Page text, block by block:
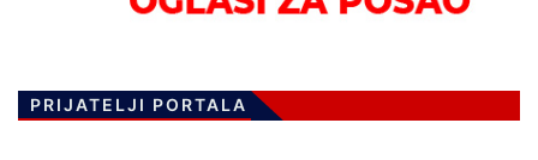
PRIJATELJI PORTALA